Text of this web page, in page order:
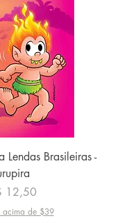
Lendas Brasileiras -
12,50
acima de $39